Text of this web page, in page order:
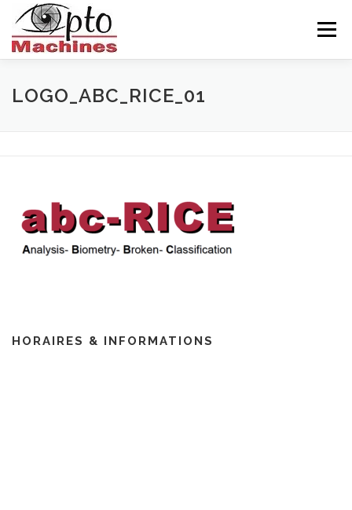
contenu
Menu
ACCUEIL AGRONOMIE CÉRAMIQUE
CONTACTS FRANÇAIS
LOGO_ABC_RICE_01
HORAIRES & INFORMATIONS